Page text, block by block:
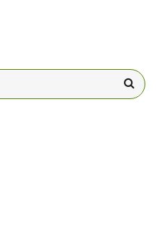
BUSCA